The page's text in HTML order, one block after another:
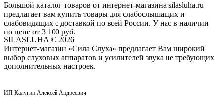
Большой каталог товаров от интернет-магазина silasluha.ru
предлагает вам купить товары для слабослышащих и
слабовидящих с доставкой по всей России. У нас в наличии
по цене от 3 100 руб.
SILASLUHA © 2026
Интернет-магазин «Сила Слуха» предлагает Вам широкий
выбор слуховых аппаратов и усилителей звука не требующих
дополнительных настроек.
ИП Калугин Алексей Андреевич